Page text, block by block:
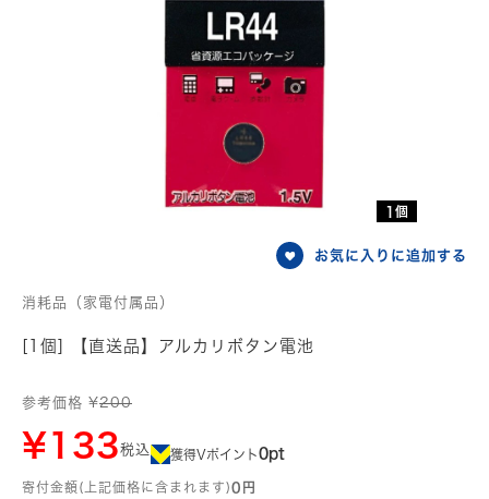
1個
お気に入りに追加する
消耗品（家電付属品）
[1個] 【直送品】アルカリボタン電池
参考価格 ¥200
¥133税込 獲得Vポイント0pt
寄付金額(上記価格に含まれます)0円